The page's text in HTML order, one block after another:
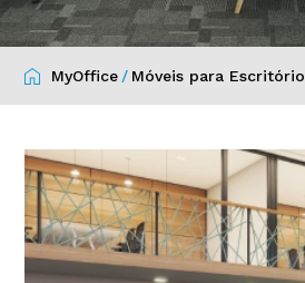
MyOffice / Móveis para Escritório